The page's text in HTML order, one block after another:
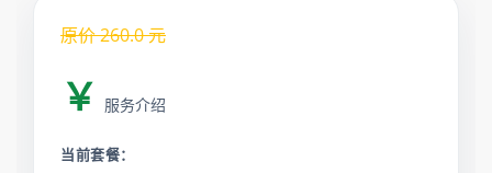
原价260.0元
￥ 服务介绍
当前套餐：